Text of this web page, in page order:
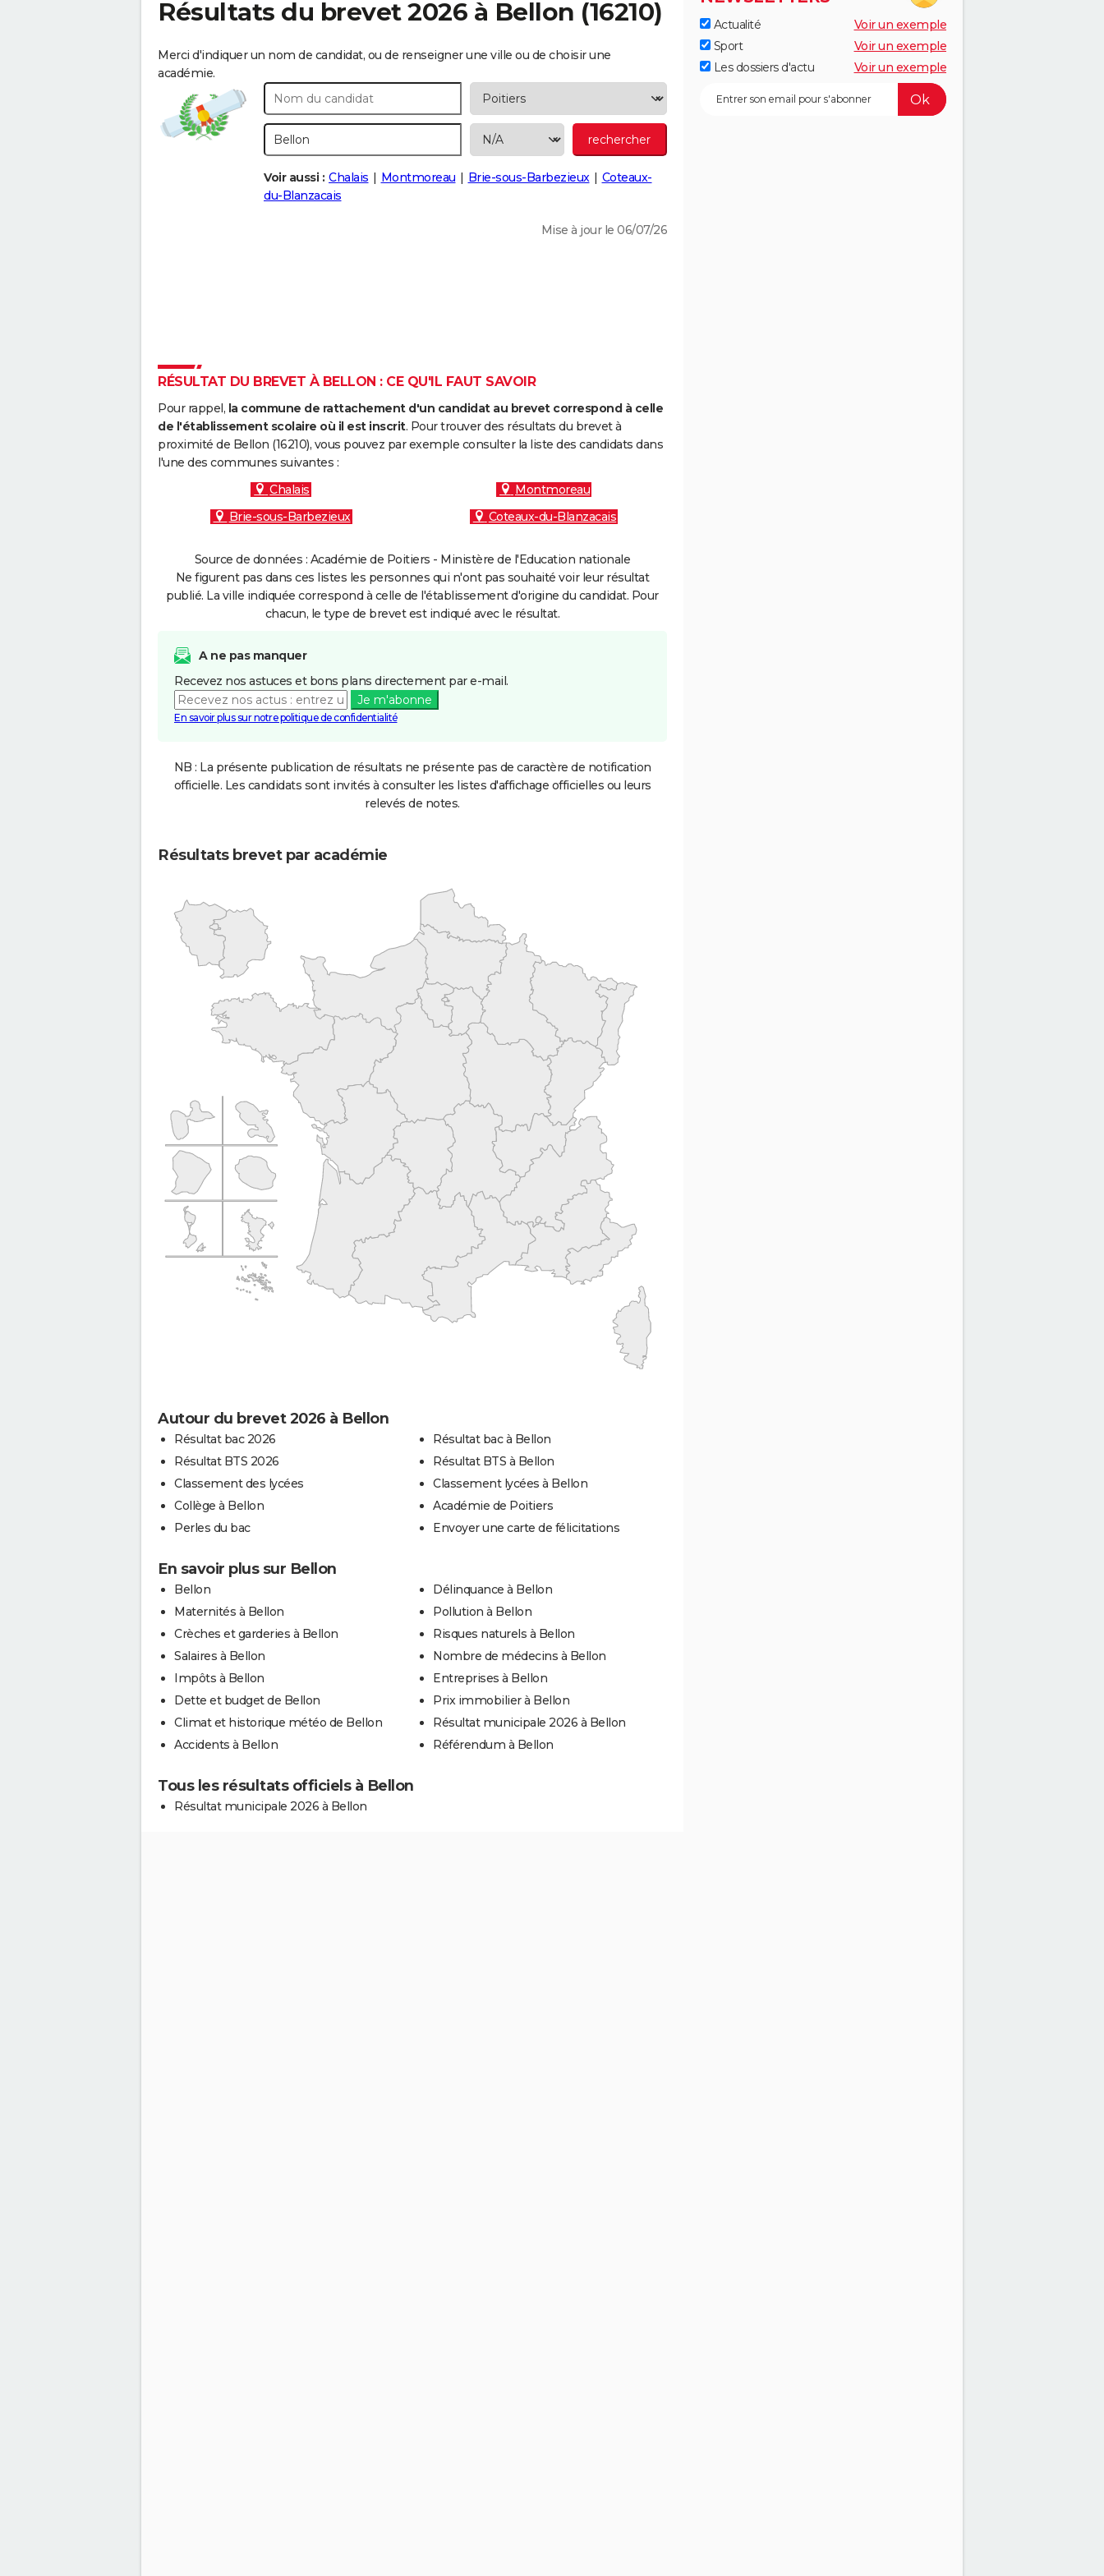
Résultats du brevet 2026 à Bellon (16210)
Merci d'indiquer un nom de candidat, ou de renseigner une ville ou de choisir une
académie.
Voir aussi : Chalais Montmoreau Brie-sous-Barbezieux
Coteaux-
du-Blanzacais
Mise à jour le 06/07/26
RÉSULTAT DU BREVET À BELLON : CE QU'IL FAUT SAVOIR
Pour rappel, la commune de rattachement d'un candidat au brevet correspond à celle
de l'établissement scolaire où il est inscrit. Pour trouver des résultats du brevet à
proximité de Bellon (16210), vous pouvez par exemple consulter la liste des candidats dans
l'une des communes suivantes :
Chalais
Montmoreau
Brie-sous-Barbezieux
Coteaux-du-Blanzacais
Source de données : Académie de Poitiers - Ministère de l'Education nationale
Ne figurent pas dans ces listes les personnes qui n'ont pas souhaité voir leur résultat
publié. La ville indiquée correspond à celle de l'établissement d'origine du candidat. Pour
chacun, le type de brevet est indiqué avec le résultat.
A ne pas manquer
Recevez nos astuces et bons plans directement par e-mail.
Je m'abonne
En savoir plus sur notre politique de confidentialité
NB : La présente publication de résultats ne présente pas de caractère de notification
officielle. Les candidats sont invités à consulter les listes d'affichage officielles ou leurs
relevés de notes.
Résultats brevet par académie
Autour du brevet 2026 à Bellon
Résultat bac 2026
Résultat BTS 2026
Classement des lycées
Collège à Bellon
Perles du bac
Résultat bac à Bellon
Résultat BTS à Bellon
Classement lycées à Bellon
Académie de Poitiers
Envoyer une carte de félicitations
En savoir plus sur Bellon
Bellon
Maternités à Bellon
Crèches et garderies à Bellon
Salaires à Bellon
Impôts à Bellon
Dette et budget de Bellon
Climat et historique météo de Bellon
Accidents à Bellon
Délinquance à Bellon
Pollution à Bellon
Risques naturels à Bellon
Nombre de médecins à Bellon
Entreprises à Bellon
Prix immobilier à Bellon
Résultat municipale 2026 à Bellon
Référendum à Bellon
Tous les résultats officiels à Bellon
Résultat municipale 2026 à Bellon
Actualité
Voir un exemple
Sport
Voir un exemple
Les dossiers d'actu
Voir un exemple